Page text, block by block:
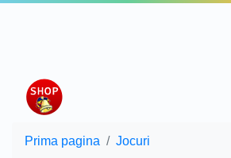
Prima pagina Jocuri